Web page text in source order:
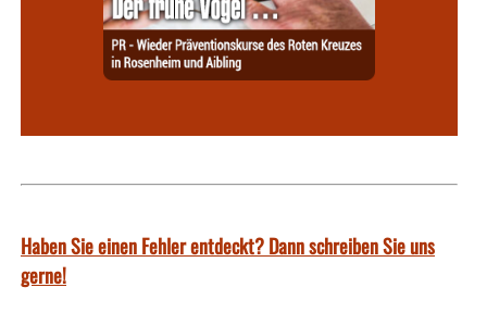
Haben Sie einen Fehler entdeckt? Dann schreiben Sie uns
gerne!